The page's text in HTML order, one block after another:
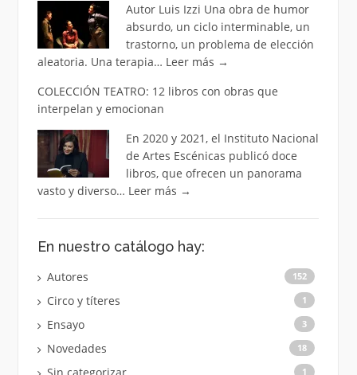
Autor Luis Izzi Una obra de humor
absurdo, un ciclo interminable, un
trastorno, un problema de elección
aleatoria. Una terapia… Leer más →
COLECCIÓN TEATRO: 12 libros con obras que
interpelan y emocionan
En 2020 y 2021, el Instituto Nacional
de Artes Escénicas publicó doce
libros, que ofrecen un panorama
vasto y diverso… Leer más →
En nuestro catálogo hay:
Autores 152
Circo y títeres 1
Ensayo 3
Novedades 18
Sin categorizar 1